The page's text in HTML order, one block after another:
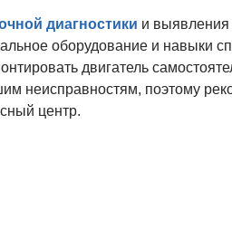
диагностики и выявления
оборудование и навыки
двигатель
неисправностям, поэтому
центр.